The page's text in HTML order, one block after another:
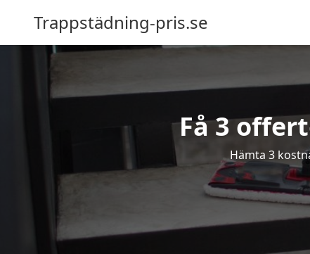
Trappstädning-pris.se
Få 3
Hämta 3